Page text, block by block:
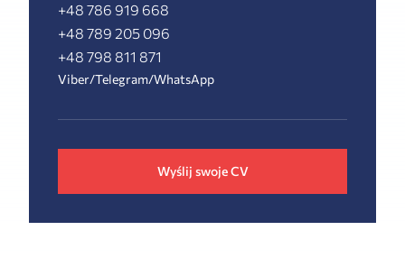
+48 786 919 668
+48 789 205 096
+48 798 811 871
Viber/Telegram/WhatsApp
Wyślij swoje CV